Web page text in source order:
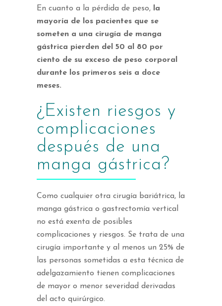
En cuanto a la pérdida de peso,
la
mayoría de los pacientes que se
someten a una cirugía de manga
gástrica pierden del 50 al 80 por
ciento de su exceso de peso corporal
durante los primeros seis a doce
meses.
¿Existen riesgos y
complicaciones
después de una
manga gástrica?
Como cualquier otra cirugía bariátrica, la
manga gástrica o gastrectomía vertical
no está exenta de posibles
complicaciones y riesgos. Se trata de una
cirugía importante y al menos un 25% de
las personas sometidas a esta técnica de
adelgazamiento tienen complicaciones
de mayor o menor severidad derivadas
del acto quirúrgico.